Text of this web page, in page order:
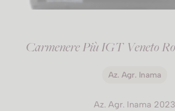
Carmenere Più IGT Veneto
Az. Agr. Inama
Az. Agr. Inama 2023